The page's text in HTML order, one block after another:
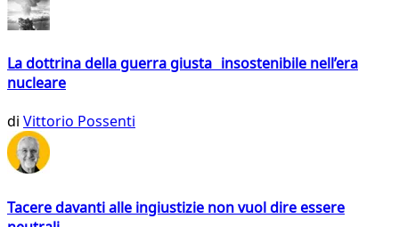
La dottrina della guerra giusta insostenibile nell’era
nucleare
di Vittorio Possenti
Tacere davanti alle ingiustizie non vuol dire essere